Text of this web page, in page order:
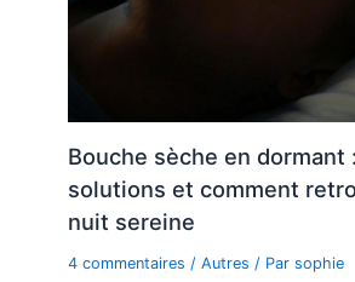
Bouche sèche en dormant
solutions et comment
nuit sereine
4 commentaires /Autres / Parsophie